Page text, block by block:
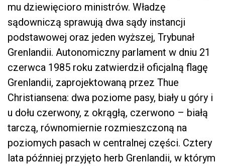
mu dziewięcioro ministrów. Władzę
sądowniczą sprawują dwa sądy instancji
podstawowej oraz jeden wyższej, Trybunał
Grenlandii. Autonomiczny parlament w dniu 21
czerwca 1985 roku zatwierdził oficjalną flagę
Grenlandii, zaprojektowaną przez Thue
Christiansena: dwa poziome pasy, biały u góry i
u dołu czerwony, z okrągłą, czerwono – białą
tarczą, równomiernie rozmieszczoną na
poziomych pasach w centralnej części. Cztery
lata późnniej przyjęto herb Grenlandii, w którym